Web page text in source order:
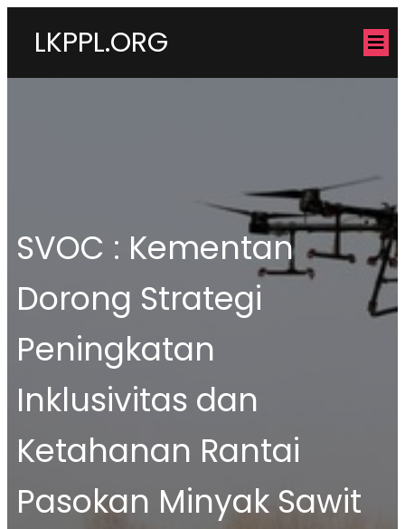
LKPPL.ORG
SVOC : Kementan
Dorong Strategi
Peningkatan
Inklusivitas dan
Ketahanan Rantai
Pasokan Minyak Sawit